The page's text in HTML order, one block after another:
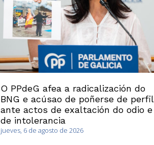
O PPdeG afea a radicalización do
BNG e acúsao de poñerse de perfil
ante actos de exaltación do odio e
de intolerancia
jueves, 6 de agosto de 2026